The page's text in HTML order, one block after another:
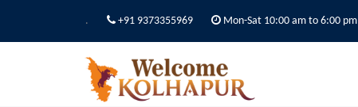
. +91 9373355969 Mon-Sat 10:00 am to 6:00 pm